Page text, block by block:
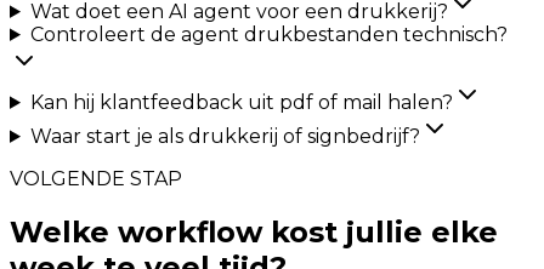
Wat doet een AI agent voor een drukkerij?
Controleert de agent drukbestanden technisch?
Kan hij klantfeedback uit pdf of mail halen?
Waar start je als drukkerij of signbedrijf?
VOLGENDE STAP
Welke workflow kost jullie elke